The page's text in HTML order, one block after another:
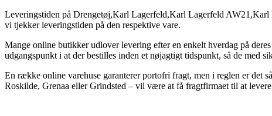
Leveringstiden på Drengetøj,Karl Lagerfeld,Karl Lagerfeld AW21,Karl
vi tjekker leveringstiden på den respektive vare.
Mange online butikker udlover levering efter en enkelt hverdag på
udgangspunkt i at der bestilles inden et nøjagtigt tidspunkt, så de med
En række online varehuse garanterer portofri fragt, men i reglen er det
Roskilde, Grenaa eller Grindsted – vil være at få fragtfirmaet til at